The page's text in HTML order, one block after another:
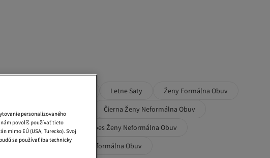
Letne Saty
Ženy Formálna Obuv
Čierna Neformálna Obuv
Čierna Ženy Neformálna Obuv
Obuv
Fox Shoes Ženy Neformálna Obuv
Obuv
SOHO Ženy Neformálna Obuv
personalizovaného
povolíš používať tieto
mimo EÚ (USA, Turecko). Svoj
sa používať iba technicky